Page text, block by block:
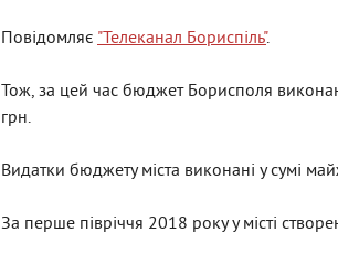
Повідомляє "Телеканал Бориспіль".
Тож, за цей час бюджет Борисполя
грн.
Видатки бюджету міста виконані у сумі
За перше півріччя 2018 року у місті